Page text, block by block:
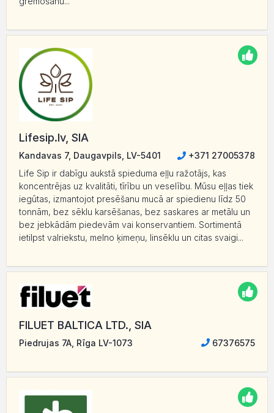
Lifesip.lv, SIA
Kandavas 7, Daugavpils, LV-5401
+371 27005378
Life Sip ir dabīgu aukstā spieduma eļļu ražotājs, kas
koncentrējas uz kvalitāti, tīrību un veselību. Mūsu eļļas tiek
iegūtas, izmantojot presēšanu mucā ar spiedienu līdz 50
tonnām, bez sēklu karsēšanas, bez saskares ar metālu un
bez jebkādām piedevām vai konservantiem. Sortimentā
ietilpst valriekstu, melno ķimeņu, linsēklu un citas svaigi...
FILUET BALTICA LTD., SIA
Piedrujas 7A, Rīga LV-1073 67376575